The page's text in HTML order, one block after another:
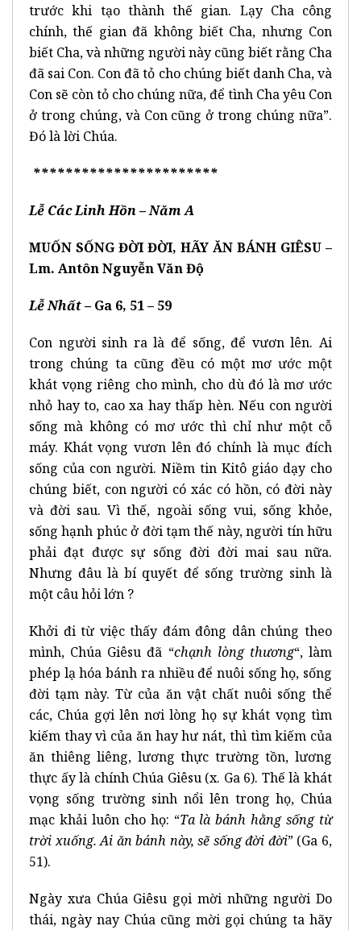
trước khi tạo thành thế gian. Lạy Cha công
chính, thế gian đã không biết Cha, nhưng Con
biết Cha, và những người này cũng biết rằng Cha
đã sai Con. Con đã tỏ cho chúng biết danh Cha, và
Con sẽ còn tỏ cho chúng nữa, để tình Cha yêu Con
ở trong chúng, và Con cũng ở trong chúng nữa”.
Đó là lời Chúa.
***********************
Lễ Các Linh Hồn– Năm A
MUỐN SỐNG ĐỜI ĐỜI, HÃY ĂN BÁNH GIÊSU –
Lm. Antôn Nguyễn Văn Độ
Lễ Nhất – Ga 6, 51 – 59
Con người sinh ra là để sống, để vươn lên. Ai
trong chúng ta cũng đều có một mơ ước một
khát vọng riêng cho mình, cho dù đó là mơ ước
nhỏ hay to, cao xa hay thấp hèn. Nếu con người
sống mà không có mơ ước thì chỉ như một cỗ
máy. Khát vọng vươn lên đó chính là mục đích
sống của con người. Niềm tin Kitô giáo dạy cho
chúng biết, con người có xác có hồn, có đời này
và đời sau. Vì thế, ngoài sống vui, sống khỏe,
sống hạnh phúc ở đời tạm thế này, người tín hữu
phải đạt được sự sống đời đời mai sau nữa.
Nhưng đâu là bí quyết để sống trường sinh là
một câu hỏi lớn ?
Khởi đi từ việc thấy đám đông dân chúng theo
mình, Chúa Giêsu đã “chạnh lòng thương“, làm
phép lạ hóa bánh ra nhiều để nuôi sống họ, sống
đời tạm này. Từ của ăn vật chất nuôi sống thể
các, Chúa gợi lên nơi lòng họ sự khát vọng tìm
kiếm thay vì của ăn hay hư nát, thì tìm kiếm của
ăn thiêng liêng, lương thực trường tồn, lương
thực ấy là chính Chúa Giêsu (x. Ga 6). Thế là khát
vọng sống trường sinh nổi lên trong họ, Chúa
mạc khải luôn cho họ: “Ta là bánh hằng sống từ
trời xuống. Ai ăn bánh này, sẽ sống đời đời” (Ga 6,
51).
Ngày xưa Chúa Giêsu gọi mời những người Do
thái, ngày nay Chúa cũng mời gọi chúng ta hãy